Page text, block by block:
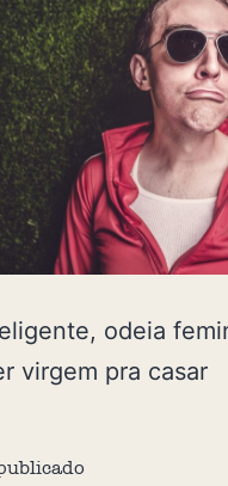
odeia
virgem pra casar